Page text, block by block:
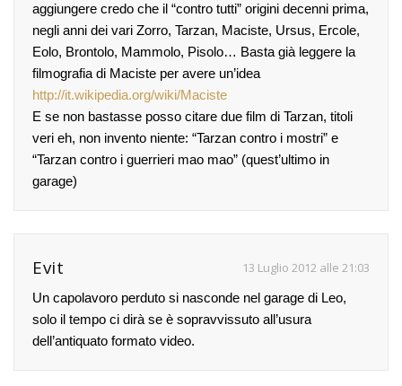
aggiungere credo che il “contro tutti” origini decenni prima,
negli anni dei vari Zorro, Tarzan, Maciste, Ursus, Ercole,
Eolo, Brontolo, Mammolo, Pisolo… Basta già leggere la
filmografia di Maciste per avere un’idea
http://it.wikipedia.org/wiki/Maciste
E se non bastasse posso citare due film di Tarzan, titoli
veri eh, non invento niente: “Tarzan contro i mostri” e
“Tarzan contro i guerrieri mao mao” (quest’ultimo in
garage)
Evit 13 Luglio 2012 alle 21:03
Un capolavoro perduto si nasconde nel garage di Leo,
solo il tempo ci dirà se è sopravvissuto all’usura
dell’antiquato formato video.